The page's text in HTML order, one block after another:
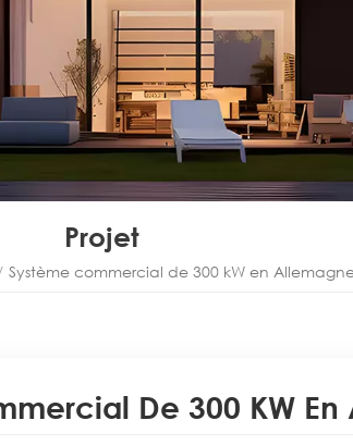
Projet
Système commercial de 300 kW en
De 300 KW